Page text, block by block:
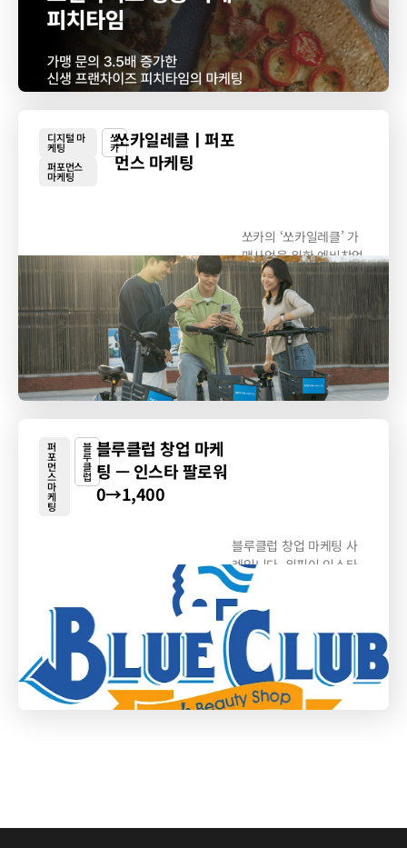
디지털 마
케팅
퍼포먼스
마케팅
쏘
카쏘카일레클ㅣ퍼포
먼스 마케팅
쏘카의 ‘쏘카일레클’ 가
맹사업을 위한 예비창업
주 리드 획득 목적의...
퍼
포
먼
스
마
케
팅
블
루
클
럽
블루클럽 창업 마케
팅 — 인스타 팔로워
0→1,400
블루클럽 창업 마케팅 사
례입니다. 위픽이 인스타
그램 브랜딩·창업 광고에...